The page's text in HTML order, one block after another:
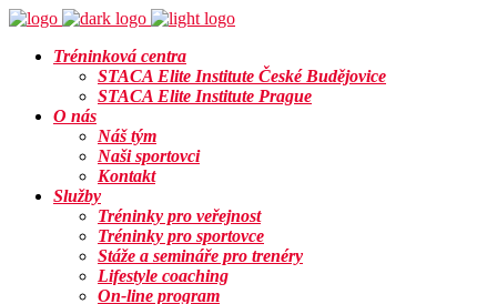
Tréninková centra
STACA Elite Institute České Budějovice
STACA Elite Institute Prague
O nás
Náš tým
Naši sportovci
Kontakt
Služby
Tréninky pro veřejnost
Tréninky pro sportovce
Stáže a semináře pro trenéry
Lifestyle coaching
On-line program